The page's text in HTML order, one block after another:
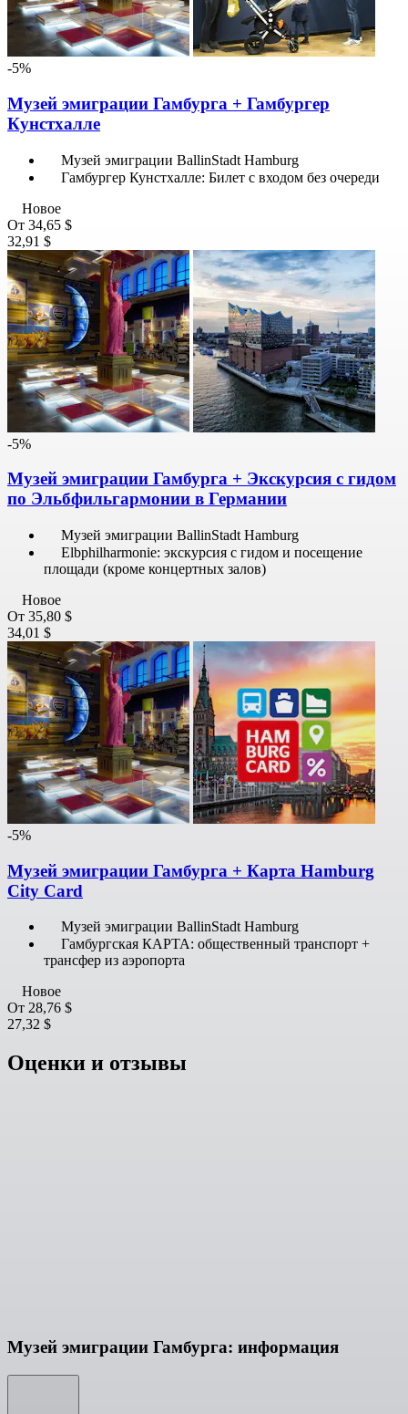
-5%
Музей эмиграции Гамбурга + Гамбургер
Кунстхалле
Музей эмиграции BallinStadt Hamburg
Гамбургер Кунстхалле: Билет с входом без очереди
Новое
От 34,65 $
32,91 $
-5%
Музей эмиграции Гамбурга + Экскурсия с гидом
по Эльбфильгармонии в Германии
Музей эмиграции BallinStadt Hamburg
Elbphilharmonie: экскурсия с гидом и посещение
площади (кроме концертных залов)
Новое
От 35,80 $
34,01 $
-5%
Музей эмиграции Гамбурга + Карта Hamburg
City Card
Музей эмиграции BallinStadt Hamburg
Гамбургская КАРТА: общественный транспорт +
трансфер из аэропорта
Новое
От 28,76 $
27,32 $
Оценки и отзывы
Музей эмиграции Гамбурга: информация